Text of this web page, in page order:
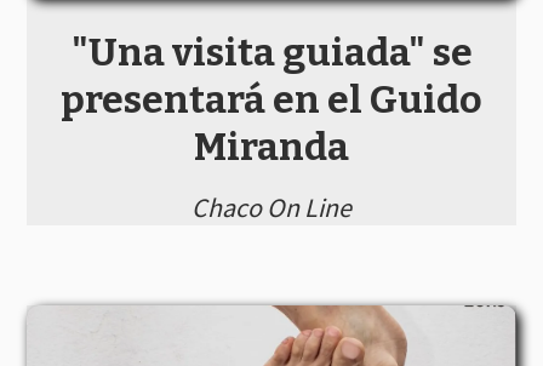
"Una visita guiada" se
presentará en el Guido
Miranda
Chaco On Line